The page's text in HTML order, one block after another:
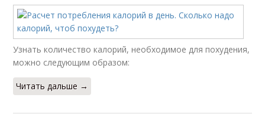
Узнать количество калорий, необходимое для похудения,
можно следующим образом:
Читать дальше →